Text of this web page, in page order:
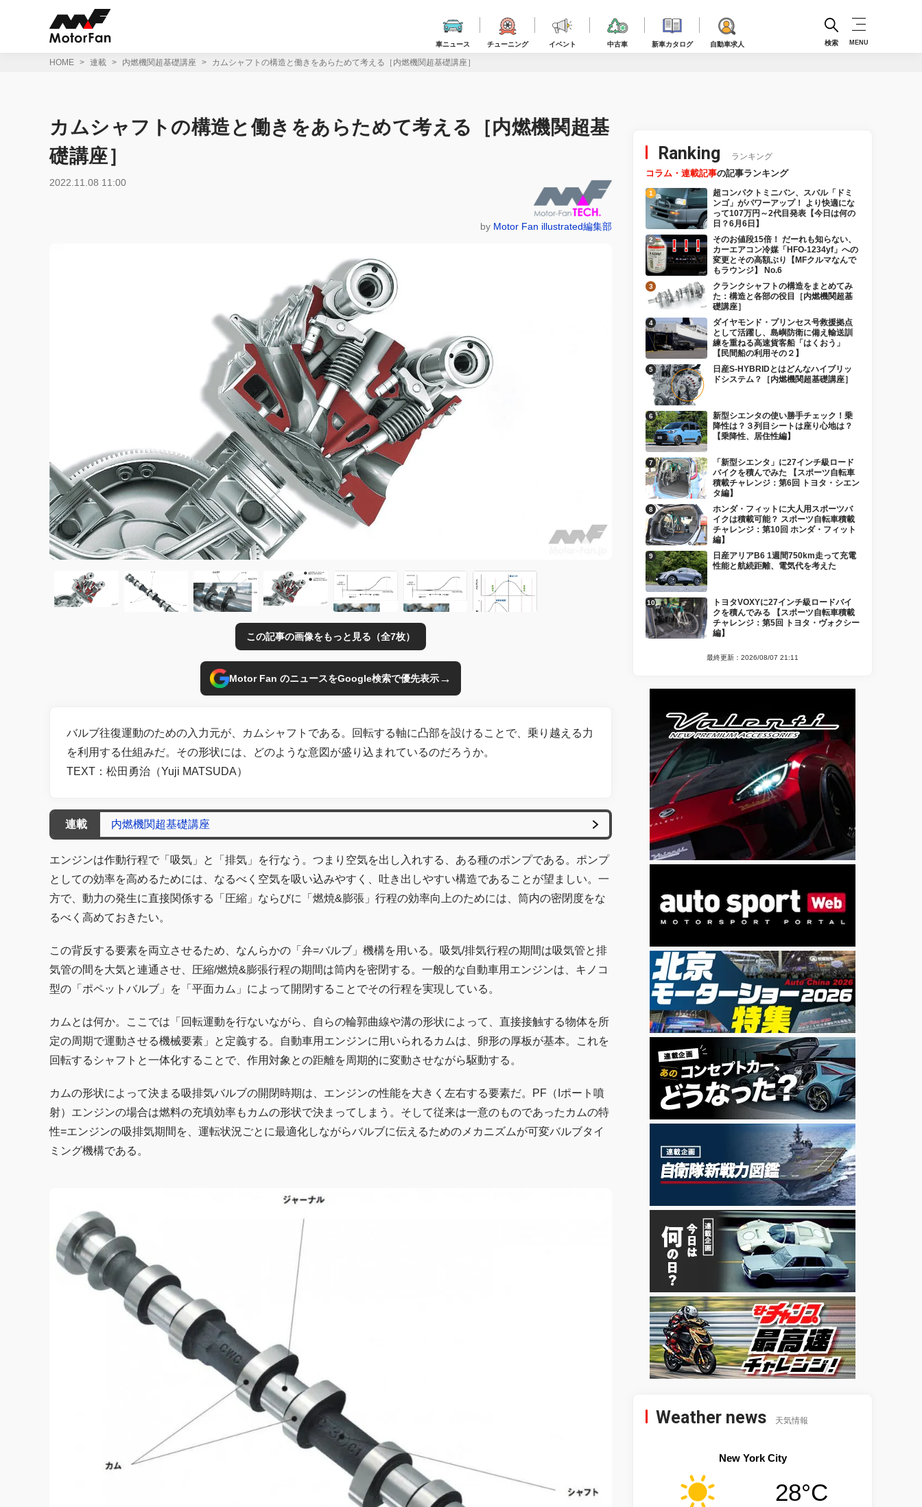
車ニュース チューニング イベント 中古車 新車カタログ 自動車求人 検索 MENU
HOME 連載 内燃機関超基礎講座 カムシャフトの構造と働きをあらためて考える［内燃機関超基礎講座］
カムシャフトの構造と働きをあらためて考える［内燃機関超基
礎講座］
2022.11.08 11:00
by Motor Fan illustrated編集部
この記事の画像をもっと見る（全7枚）
Motor Fan のニュースをGoogle検索で優先表示→
バルブ往復運動のための入力元が、カムシャフトである。回転する軸に凸部を設けることで、乗り越える力
を利用する仕組みだ。その形状には、どのような意図が盛り込まれているのだろうか。
TEXT：松田勇治（Yuji MATSUDA）
連載 内燃機関超基礎講座
エンジンは作動行程で「吸気」と「排気」を行なう。つまり空気を出し入れする、ある種のポンプである。ポンプ
としての効率を高めるためには、なるべく空気を吸い込みやすく、吐き出しやすい構造であることが望ましい。一
方で、動力の発生に直接関係する「圧縮」ならびに「燃焼&膨張」行程の効率向上のためには、筒内の密閉度をな
るべく高めておきたい。
この背反する要素を両立させるため、なんらかの「弁=バルブ」機構を用いる。吸気/排気行程の期間は吸気管と排
気管の間を大気と連通させ、圧縮/燃焼&膨張行程の期間は筒内を密閉する。一般的な自動車用エンジンは、キノコ
型の「ポペットバルブ」を「平面カム」によって開閉することでその行程を実現している。
カムとは何か。ここでは「回転運動を行ないながら、自らの輪郭曲線や溝の形状によって、直接接触する物体を所
定の周期で運動させる機械要素」と定義する。自動車用エンジンに用いられるカムは、卵形の厚板が基本。これを
回転するシャフトと一体化することで、作用対象との距離を周期的に変動させながら駆動する。
カムの形状によって決まる吸排気バルブの開閉時期は、エンジンの性能を大きく左右する要素だ。PF（Iポート噴
射）エンジンの場合は燃料の充填効率もカムの形状で決まってしまう。そして従来は一意のものであったカムの特
性=エンジンの吸排気期間を、運転状況ごとに最適化しながらバルブに伝えるためのメカニズムが可変バルブタイ
ミング機構である。
Ranking ランキング
コラム・連載記事の記事ランキング
超コンパクトミニバン、スバル「ドミ
ンゴ」がパワーアップ！ より快適にな
って107万円～2代目発表【今日は何の
日？6月6日】
そのお値段15倍！ だーれも知らない、
カーエアコン冷媒「HFO-1234yf」への
変更とその高額ぶり【MFクルマなんで
もラウンジ】 No.6
クランクシャフトの構造をまとめてみ
た：構造と各部の役目［内燃機関超基
礎講座］
ダイヤモンド・プリンセス号救援拠点
として活躍し、島嶼防衛に備え輸送訓
練を重ねる高速貨客船「はくおう」
【民間船の利用その２】
日産S-HYBRIDとはどんなハイブリッ
ドシステム？［内燃機関超基礎講座］
新型シエンタの使い勝手チェック！乗
降性は？３列目シートは座り心地は？
【乗降性、居住性編】
「新型シエンタ」に27インチ級ロード
バイクを積んでみた 【スポーツ自転車
積載チャレンジ：第6回 トヨタ・シエン
タ編】
ホンダ・フィットに大人用スポーツバ
イクは積載可能？ スポーツ自転車積載
チャレンジ：第10回 ホンダ・フィット
編】
日産アリアB6 1週間750km走って充電
性能と航続距離、電気代を考えた
トヨタVOXYに27インチ級ロードバイ
クを積んでみる 【スポーツ自転車積載
チャレンジ：第5回 トヨタ・ヴォクシー
編】
最終更新：2026/08/07 21:11
Weather news 天気情報
New York City
28°C